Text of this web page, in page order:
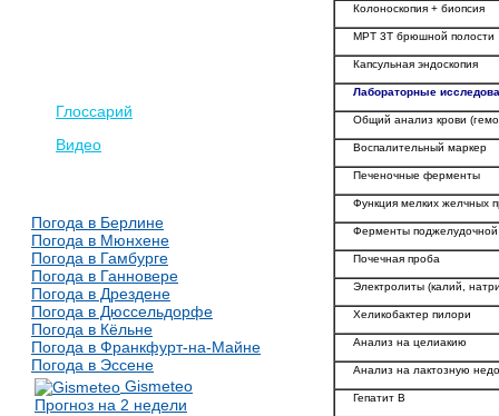
Глоссарий
Видео
Погода в Берлине
Погода в Мюнхене
Погода в Гамбурге
Погода в Ганновере
Погода в Дрездене
Погода в Дюссельдорфе
Погода в Кёльне
Погода в Франкфурт-на-Майне
Погода в Эссене
Gismeteo
Прогноз на 2 недели
Колоноскопия + биопсия
МРТ 3T брюшной полости
Капсульная эндоскопия
Лабораторные
Общий анализ крови
Воспалительный маркер
Печеночные ферменты
Функция мелких желчных
Ферменты
Почечная проба
Электролиты (калий,
Хеликобактер пилори
Анализ на целиакию
Анализ на лактозную
Гепатит B